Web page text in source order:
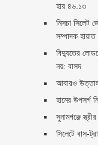
হার ৪৬.১৩
নিসচা সিলেট
সম্পাদক হায়াত
বিদ্যুতের
নয়: বাসদ
আবারও
হামের উপসর্গ
সুনামগঞ্জে
সিলেটে বাস-